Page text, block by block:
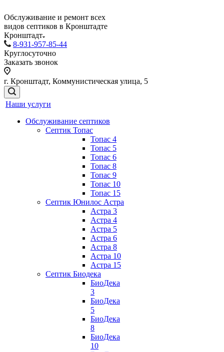
Обслуживание и ремонт всех
видов септиков в Кронштадте
Кронштадт
8-931-957-85-44
Круглосуточно
Заказать звонок
г. Кронштадт, Коммунистическая улица, 5
Наши услуги
Обслуживание септиков
Септик Топас
Топас 4
Топас 5
Топас 6
Топас 8
Топас 9
Топас 10
Топас 15
Септик Юнилос Астра
Астра 3
Астра 4
Астра 5
Астра 6
Астра 8
Астра 10
Астра 15
Септик Биодека
БиоДека
3
БиоДека
5
БиоДека
8
БиоДека
10